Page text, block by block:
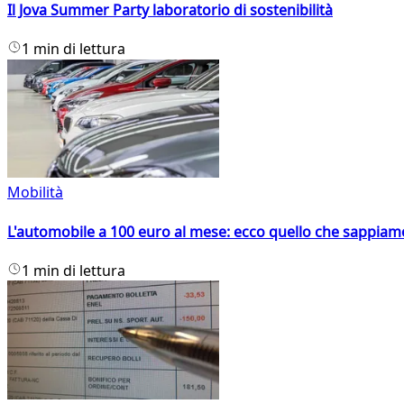
Il Jova Summer Party laboratorio di sostenibilità
1 min di lettura
Mobilità
L'automobile a 100 euro al mese: ecco quello che
1 min di lettura